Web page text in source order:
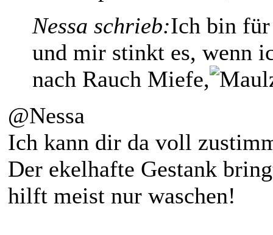
Nessa schrieb:Ich bin
und mir stinkt es, wenn
nach Rauch Miefe,
@Nessa
Ich kann dir da voll
Der ekelhafte Gestank
hilft meist nur waschen!